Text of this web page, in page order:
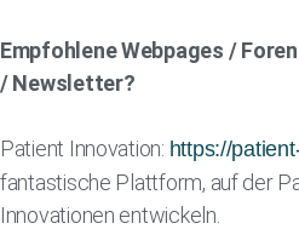
Empfohlene Webpages /
/ Newsletter?
Patient Innovation: https://
fantastische Plattform, auf der
Innovationen entwickeln.